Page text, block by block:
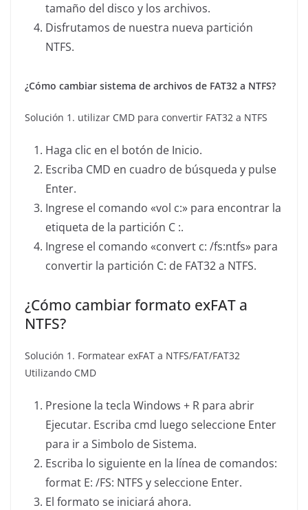
tamaño del disco y los archivos.
Disfrutamos de nuestra nueva partición
NTFS.
¿Cómo cambiar sistema de archivos de FAT32 a NTFS?
Solución 1. utilizar CMD para convertir FAT32 a NTFS
Haga clic en el botón de Inicio.
Escriba CMD en cuadro de búsqueda y pulse
Enter.
Ingrese el comando «vol c:» para encontrar la
etiqueta de la partición C :.
Ingrese el comando «convert c: /fs:ntfs» para
convertir la partición C: de FAT32 a NTFS.
¿Cómo cambiar formato exFAT a
NTFS?
Solución 1. Formatear exFAT a NTFS/FAT/FAT32
Utilizando CMD
Presione la tecla Windows + R para abrir
Ejecutar. Escriba cmd luego seleccione Enter
para ir a Simbolo de Sistema.
Escriba lo siguiente en la línea de comandos:
format E: /FS: NTFS y seleccione Enter.
El formato se iniciará ahora.